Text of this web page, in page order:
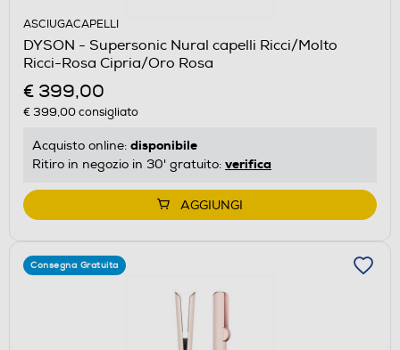
ASCIUGACAPELLI
DYSON - Supersonic Nural capelli Ricci/Molto
Ricci-Rosa Cipria/Oro Rosa
€ 399,00
€ 399,00consigliato
Acquisto online: disponibile
Ritiro in negozio in 30' gratuito: verifica
AGGIUNGI
Consegna Gratuita